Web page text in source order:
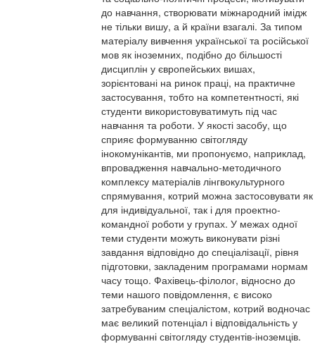
до навчання, створювати міжнародний імідж
не тільки вишу, а й країни взагалі. За типом
матеріалу вивчення української та російської
мов як іноземних, подібно до більшості
дисциплін у європейських вишах,
зорієнтовані на ринок праці, на практичне
застосування, тобто на компетентності, які
студенти використовуватимуть під час
навчання та роботи. У якості засобу, що
сприяє формуванню світогляду
інокомунікантів, ми пропонуємо, наприклад,
впровадження навчально-методичного
комплексу матеріалів лінгвокультурного
спрямування, котрий можна застосовувати як
для індивідуальної, так і для проектно-
командної роботи у групах. У межах одної
теми студенти можуть виконувати різні
завдання відповідно до спеціалізації, рівня
підготовки, закладеним програмами нормам
часу тощо. Фахівець-філолог, відносно до
теми нашого повідомлення, є високо
затребуваним спеціалістом, котрий водночас
має великий потенціал і відповідальність у
формуванні світогляду студентів-іноземців.